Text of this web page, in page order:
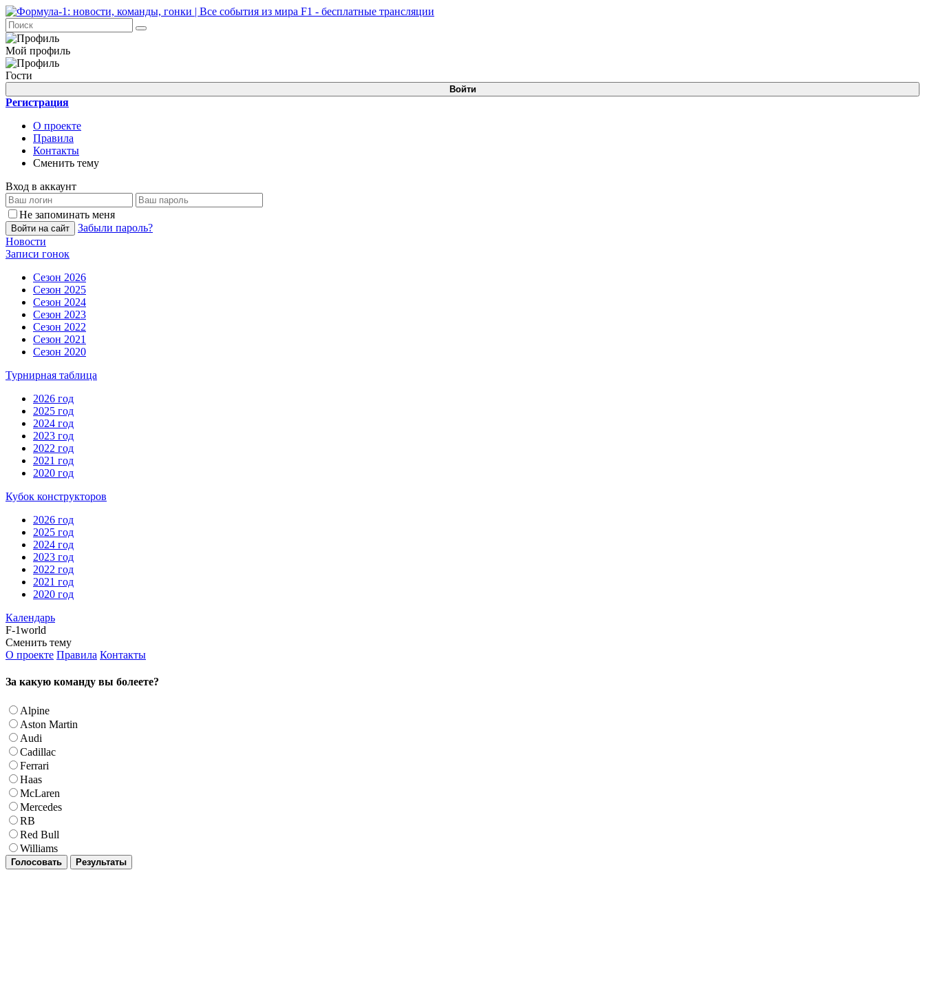
Мой профиль
Гости
Войти
Регистрация
О проекте
Правила
Контакты
Сменить тему
Вход в аккаунт
Не запоминать меня
Войти на сайт
Забыли пароль?
Новости
Записи гонок
Сезон 2026
Сезон 2025
Сезон 2024
Сезон 2023
Сезон 2022
Сезон 2021
Сезон 2020
Турнирная таблица
2026 год
2025 год
2024 год
2023 год
2022 год
2021 год
2020 год
Кубок конструкторов
2026 год
2025 год
2024 год
2023 год
2022 год
2021 год
2020 год
Календарь
F-1world
Сменить тему
О проекте Правила Контакты
За какую команду вы болеете?
Alpine
Aston Martin
Audi
Cadillac
Ferrari
Haas
McLaren
Mercedes
RB
Red Bull
Williams
Голосовать Результаты